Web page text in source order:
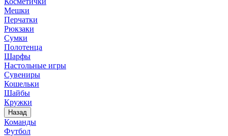
Мешки
Перчатки
Рюкзаки
Сумки
Полотенца
Шарфы
Настольные игры
Сувениры
Кошельки
Шайбы
Кружки
Назад
Команды
Футбол